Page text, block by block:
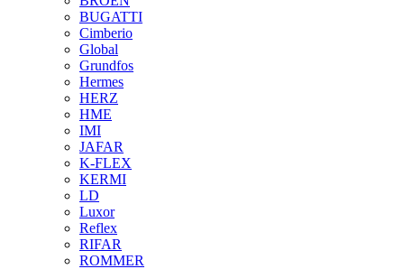
BUGATTI
Cimberio
Global
Grundfos
Hermes
HERZ
HME
IMI
JAFAR
K-FLEX
KERMI
LD
Luxor
Reflex
RIFAR
ROMMER